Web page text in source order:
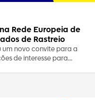
Rede Europeia de
de Rastreio
novo convite para a
de interesse para...